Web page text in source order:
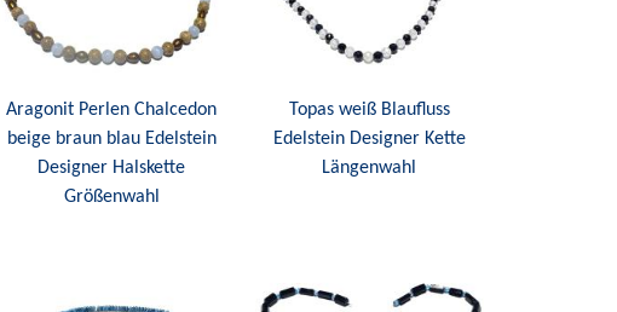
Aragonit Perlen Chalcedon
beige braun blau Edelstein
Designer Halskette
Größenwahl
Topas weiß Blaufluss
Edelstein Designer Kette
Längenwahl